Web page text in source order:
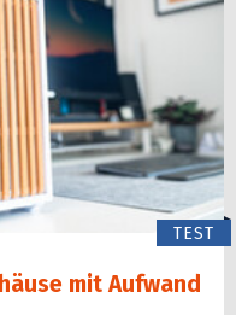
TEST
mit Aufwand